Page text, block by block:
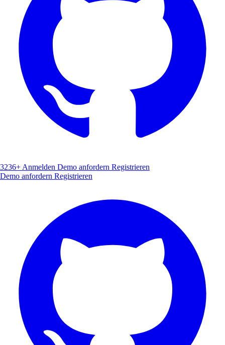
3236+ Anmelden Demo anfordern Registrieren
Demo anfordern Registrieren